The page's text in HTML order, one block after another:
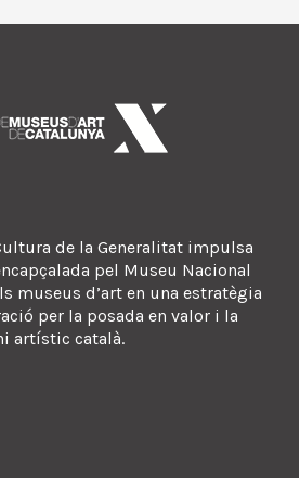
de la Generalitat impulsa
pel Museu Nacional
museus d’art en una estratègia
per la posada en valor i la
artístic català.